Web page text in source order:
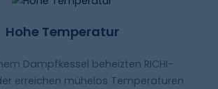
Hohe Temperatur
Dampfkessel beheizten RICHI-
erreichen mühelos Temperaturen